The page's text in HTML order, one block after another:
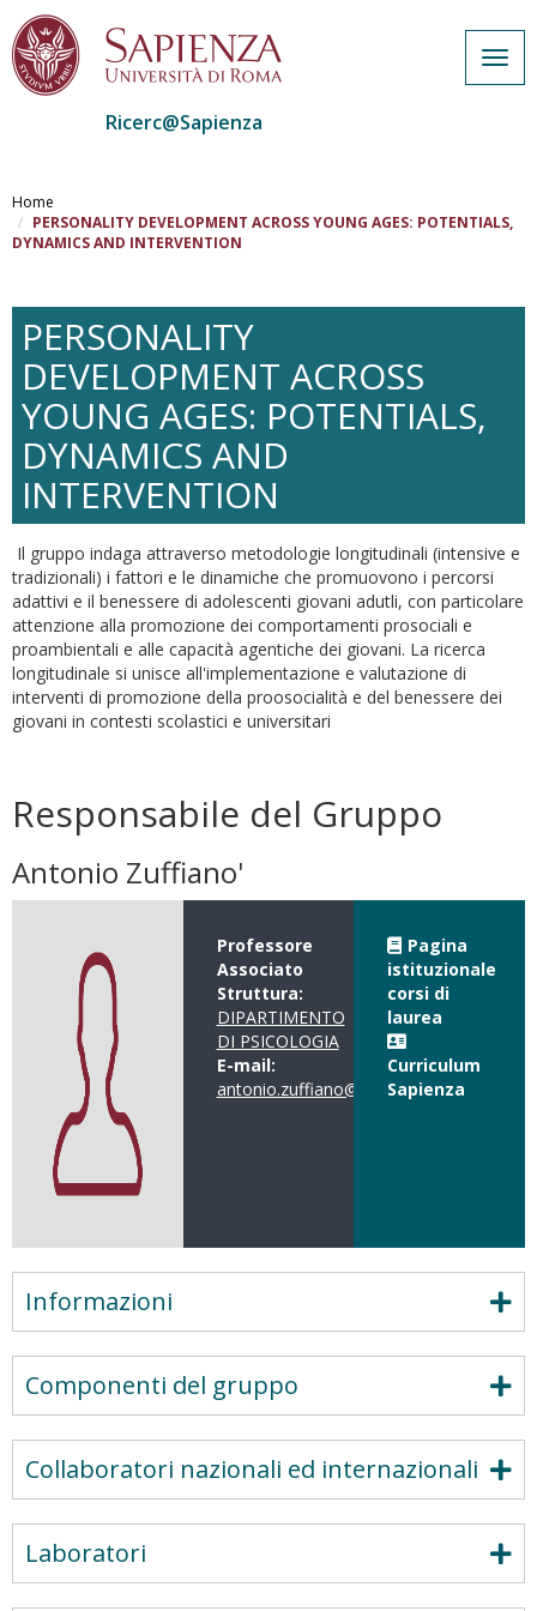
al
contenuto
principale
Ricerc@Sapienza
Home
PERSONALITY DEVELOPMENT ACROSS YOUNG AGES: POTENTIALS,
DYNAMICS AND INTERVENTION
PERSONALITY
DEVELOPMENT ACROSS
YOUNG AGES: POTENTIALS,
DYNAMICS AND
INTERVENTION
Il gruppo indaga attraverso metodologie longitudinali (intensive e
tradizionali) i fattori e le dinamiche che promuovono i percorsi
adattivi e il benessere di adolescenti giovani adutli, con particolare
attenzione alla promozione dei comportamenti prosociali e
proambientali e alle capacità agentiche dei giovani. La ricerca
longitudinale si unisce all'implementazione e valutazione di
interventi di promozione della proosocialità e del benessere dei
giovani in contesti scolastici e universitari
Responsabile del Gruppo
Antonio Zuffiano'
Professore
Associato
Struttura:
DIPARTIMENTO
DI PSICOLOGIA
E-mail:
antonio.zuffiano@uniroma1.it
Pagina
istituzionale
corsi di
laurea
Curriculum
Sapienza
Informazioni
Componenti del gruppo
Collaboratori nazionali ed internazionali
Laboratori